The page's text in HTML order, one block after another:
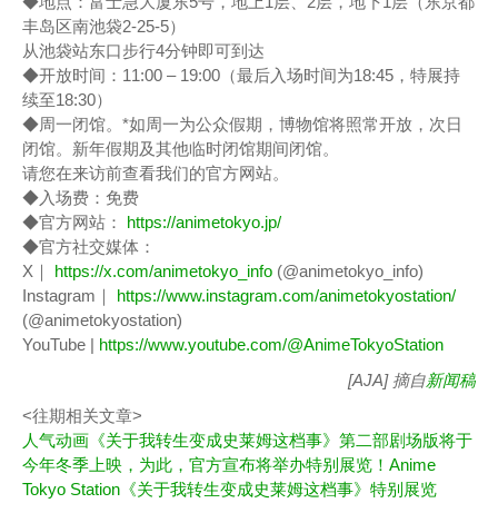
丰岛区南池袋2-25-5）
从池袋站东口步行4分钟即可到达
◆开放时间：11:00 – 19:00（最后入场时间为18:45，特展持
续至18:30）
◆周一闭馆。*如周一为公众假期，博物馆将照常开放，次日
闭馆。新年假期及其他临时闭馆期间闭馆。
请您在来访前查看我们的官方网站。
◆入场费：免费
◆官方网站： https://animetokyo.jp/
◆官方社交媒体：
X｜ https://x.com/animetokyo_info (@animetokyo_info)
Instagram｜ https://www.instagram.com/animetokyostation/
(@animetokyostation)
YouTube | https://www.youtube.com/@AnimeTokyoStation
[AJA] 摘自新闻稿
<往期相关文章>
人气动画《关于我转生变成史莱姆这档事》第二部剧场版将于
今年冬季上映，为此，官方宣布将举办特别展览！Anime
Tokyo Station《关于我转生变成史莱姆这档事》特别展览